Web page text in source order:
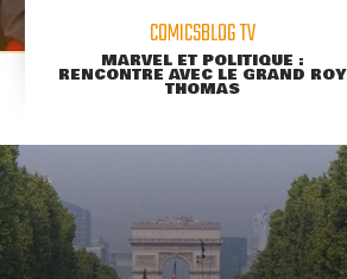
COMICSBLOG TV
MARVEL ET POLITIQUE :
RENCONTRE AVEC LE GRAND ROY
THOMAS